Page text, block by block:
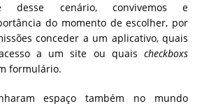
desse cenário, convivemos e
do momento de escolher, por
conceder a um aplicativo, quais
a um site ou quais checkboxs
formulário.
espaço também no mundo